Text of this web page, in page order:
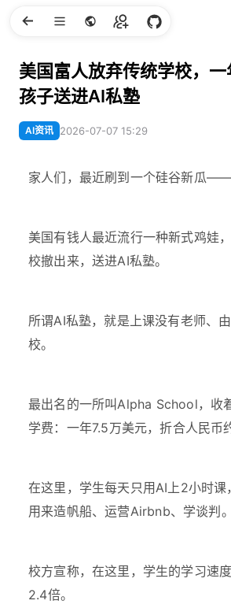
美国富人放弃传统学校，
孩子送进AI私塾
AI资讯 2026-07-07 15:29
家人们，最近刷到一个硅谷新瓜——
美国有钱人最近流行一种新式鸡娃
校撤出来，送进AI私塾。
所谓AI私塾，就是上课没有老师、
校。
最出名的一所叫Alpha School，收
学费：一年7.5万美元，折合人民币
在这里，学生每天只用AI上2小时课
用来造帆船、运营Airbnb、学谈判。
校方宣称，在这里，学生的学习速
2.4倍。